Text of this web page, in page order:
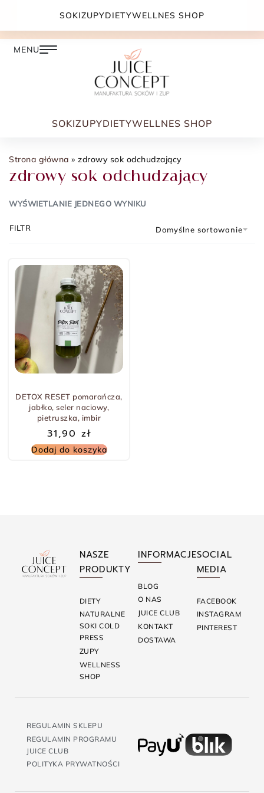
DARMOWA DOSTAWA PRZY ZAMÓWIENIU JUŻ OD
SOKIZUPYDIETYWELLNES SHOP
Strona główna » zdrowy sok odchudzający
zdrowy sok odchudzający
WYŚWIETLANIE JEDNEGO WYNIKU
Domyślne sortowanie
FILTR
DETOX RESET pomarańcza,
jabłko, seler naciowy,
pietruszka, imbir
31,90 zł
Dodaj do koszyka
NASZE
PRODUKTY
DIETY
NATURALNE
SOKI COLD
PRESS
ZUPY
WELLNESS
SHOP
INFORMACJE
BLOG
O NAS
JUICE CLUB
KONTAKT
DOSTAWA
SOCIAL
MEDIA
FACEBOOK
INSTAGRAM
PINTEREST
REGULAMIN SKLEPU
REGULAMIN PROGRAMU
JUICE CLUB
POLITYKA PRYWATNOŚCI
SOKIZUPYDIETYWELLNES SHOP